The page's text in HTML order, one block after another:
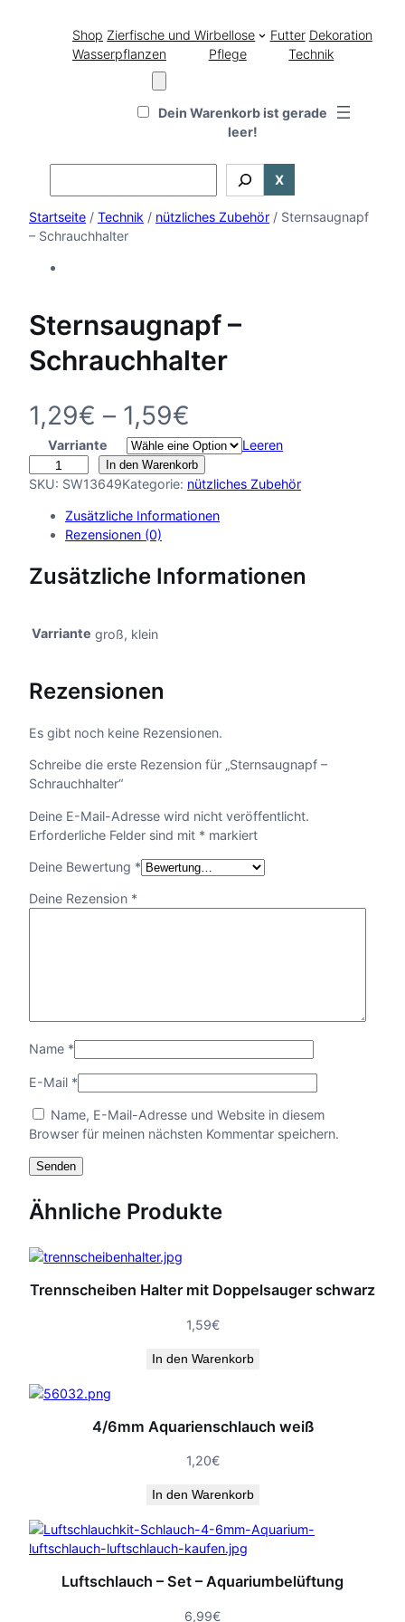
Shop Zierfische und Wirbellose Futter Dekoration
Wasserpflanzen
Pflege Technik
Dein Warenkorb ist gerade
leer!
X
Startseite / Technik / nützliches Zubehör / Sternsaugnapf
– Schrauchhalter
Sternsaugnapf –
Schrauchhalter
1,29€ – 1,59€
r
e
i
s
n
:
1
,
€
b
i
s
,
9
€
Varriante
Leeren
t
a
n
S
h
r
u
c
h
a
g
In den Warenkorb
SKU: SW13649Kategorie: nützliches Zubehör
Zusätzliche Informationen
Rezensionen (0)
Zusätzliche Informationen
Varriante groß, klein
Rezensionen
Es gibt noch keine Rezensionen.
Schreibe die erste Rezension für „Sternsaugnapf –
Schrauchhalter“
Deine E-Mail-Adresse wird nicht veröffentlicht.
Erforderliche Felder sind mit * markiert
Deine Bewertung *
Deine Rezension *
Name *
E-Mail *
Name, E-Mail-Adresse und Website in diesem
Browser für meinen nächsten Kommentar speichern.
Ähnliche Produkte
Trennscheiben Halter mit Doppelsauger schwarz
1,59€
In den Warenkorb
4/6mm Aquarienschlauch weiß
1,20€
In den Warenkorb
Luftschlauch – Set – Aquariumbelüftung
6,99€